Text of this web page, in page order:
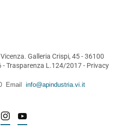
Galleria Crispi, 45 - 36100
-Trasparenza L.124/2017- Privacy
Email info@apindustria.vi.it